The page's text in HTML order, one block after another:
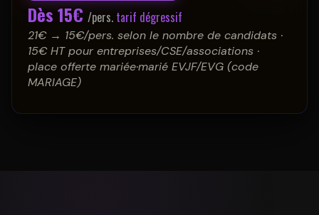
Dès 15€ /pers. tarif dégressif
21€ → 15€/pers. selon le nombre de candidats ·
15€ HT pour entreprises/CSE/associations ·
place offerte mariée·marié EVJF/EVG (code
MARIAGE)